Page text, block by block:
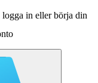
in eller börja din